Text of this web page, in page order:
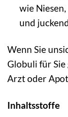
wie
und
Wenn Sie
Globuli für Sie
Arzt oder
Inhaltsstoffe